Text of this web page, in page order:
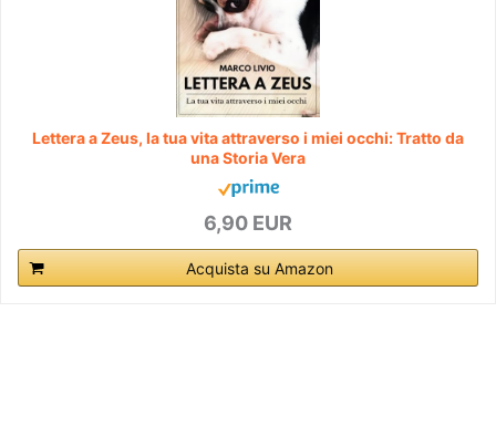
Lettera a Zeus, la tua vita attraverso i miei occhi: Tratto da
una Storia Vera
6,90 EUR
Acquista su Amazon